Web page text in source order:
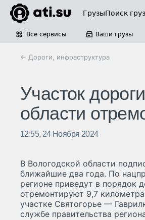
ГрузыПоиск
Все сервисы Ваши грузы
← Дороги, инфраструктура
Участок
области
12:55, 24 Ноября 2024
В Вологодской области
ближайшие два года. По
регионе приведут в порядок
отремонтируют 9,7
участке Святогорье —
службе правительства